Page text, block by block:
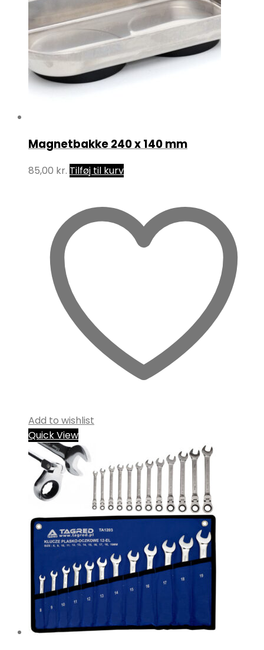
Magnetbakke 240 x 140 mm
85,00 kr. Tilføj til kurv
Add to wishlist
Quick View